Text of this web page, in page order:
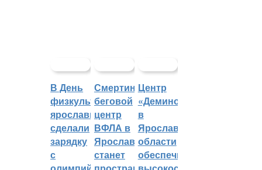
В День
физкультурника
ярославцы
сделали
зарядку
с
Смертин:
беговой
центр
ВФЛА в
Ярославле
станет
Центр
«Демино»
в
Ярославской
области
обеспечивают